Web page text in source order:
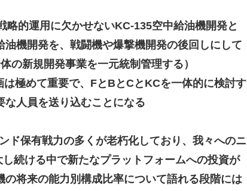
的運用に欠かせないKC-135空中給油機開発と
機開発を、戦闘機や爆撃機開発の後回しにして
の新規開発事業を一元統制管理する）
極めて重要で、FとBとCとKCを一体的に検討す
な人員を送り込むことになる
ド保有戦力の多くが老朽化しており、我々へのニ
し続ける中で新たなプラットフォームへの投資が
将来の能力別構成比率について語れる段階には